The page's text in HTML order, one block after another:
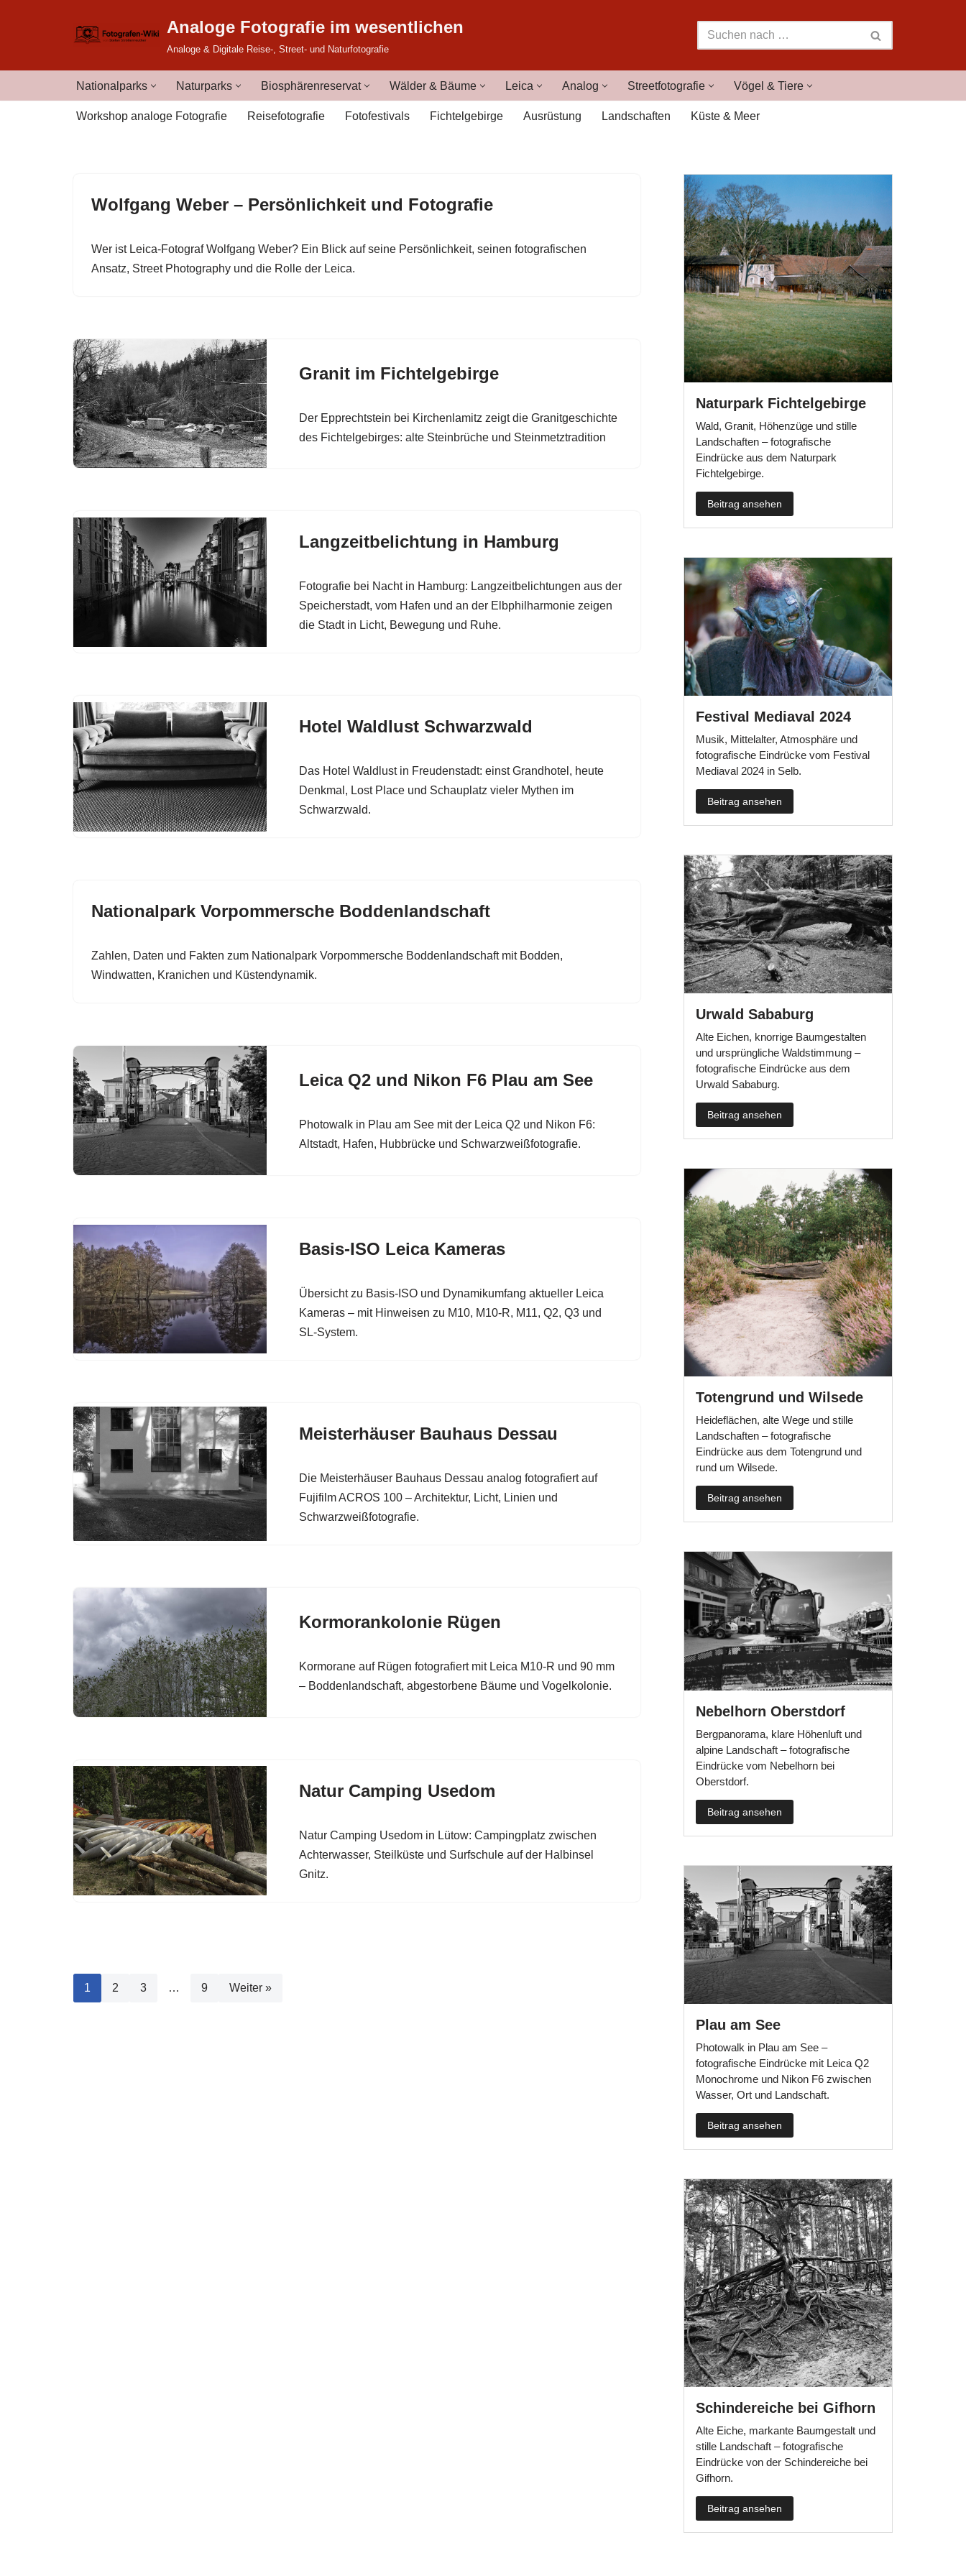
Analoge Fotografie im wesentlichen
Analoge & Digitale Reise-, Street- und Naturfotografie
Nationalparks Naturparks Biosphärenreservat Wälder & Bäume Leica Analog Streetfotografie Vögel & Tiere
Workshop analoge Fotografie Reisefotografie Fotofestivals Fichtelgebirge Ausrüstung Landschaften Küste & Meer
Wolfgang Weber – Persönlichkeit und Fotografie
Wer ist Leica-Fotograf Wolfgang Weber? Ein Blick auf seine Persönlichkeit, seinen fotografischen
Ansatz, Street Photography und die Rolle der Leica.
Granit im Fichtelgebirge
Der Epprechtstein bei Kirchenlamitz zeigt die Granitgeschichte
des Fichtelgebirges: alte Steinbrüche und Steinmetztradition
Langzeitbelichtung in Hamburg
Fotografie bei Nacht in Hamburg: Langzeitbelichtungen aus der
Speicherstadt, vom Hafen und an der Elbphilharmonie zeigen
die Stadt in Licht, Bewegung und Ruhe.
Hotel Waldlust Schwarzwald
Das Hotel Waldlust in Freudenstadt: einst Grandhotel, heute
Denkmal, Lost Place und Schauplatz vieler Mythen im
Schwarzwald.
Nationalpark Vorpommersche Boddenlandschaft
Zahlen, Daten und Fakten zum Nationalpark Vorpommersche Boddenlandschaft mit Bodden,
Windwatten, Kranichen und Küstendynamik.
Leica Q2 und Nikon F6 Plau am See
Photowalk in Plau am See mit der Leica Q2 und Nikon F6:
Altstadt, Hafen, Hubbrücke und Schwarzweißfotografie.
Basis-ISO Leica Kameras
Übersicht zu Basis-ISO und Dynamikumfang aktueller Leica
Kameras – mit Hinweisen zu M10, M10-R, M11, Q2, Q3 und
SL-System.
Meisterhäuser Bauhaus Dessau
Die Meisterhäuser Bauhaus Dessau analog fotografiert auf
Fujifilm ACROS 100 – Architektur, Licht, Linien und
Schwarzweißfotografie.
Kormorankolonie Rügen
Kormorane auf Rügen fotografiert mit Leica M10-R und 90 mm
– Boddenlandschaft, abgestorbene Bäume und Vogelkolonie.
Natur Camping Usedom
Natur Camping Usedom in Lütow: Campingplatz zwischen
Achterwasser, Steilküste und Surfschule auf der Halbinsel
Gnitz.
1 2 3 … 9 Weiter »
Naturpark Fichtelgebirge
Wald, Granit, Höhenzüge und stille
Landschaften – fotografische
Eindrücke aus dem Naturpark
Fichtelgebirge.
Beitrag ansehen
Festival Mediaval 2024
Musik, Mittelalter, Atmosphäre und
fotografische Eindrücke vom Festival
Mediaval 2024 in Selb.
Beitrag ansehen
Urwald Sababurg
Alte Eichen, knorrige Baumgestalten
und ursprüngliche Waldstimmung –
fotografische Eindrücke aus dem
Urwald Sababurg.
Beitrag ansehen
Totengrund und Wilsede
Heideflächen, alte Wege und stille
Landschaften – fotografische
Eindrücke aus dem Totengrund und
rund um Wilsede.
Beitrag ansehen
Nebelhorn Oberstdorf
Bergpanorama, klare Höhenluft und
alpine Landschaft – fotografische
Eindrücke vom Nebelhorn bei
Oberstdorf.
Beitrag ansehen
Plau am See
Photowalk in Plau am See –
fotografische Eindrücke mit Leica Q2
Monochrome und Nikon F6 zwischen
Wasser, Ort und Landschaft.
Beitrag ansehen
Schindereiche bei Gifhorn
Alte Eiche, markante Baumgestalt und
stille Landschaft – fotografische
Eindrücke von der Schindereiche bei
Gifhorn.
Beitrag ansehen